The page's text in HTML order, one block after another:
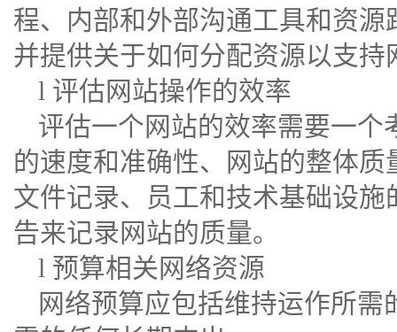
程、内部和外部沟通工具和资
并提供关于如何分配资源以支持
l 评估网站操作的效率
评估一个网站的效率需要一
的速度和准确性、网站的整体
文件记录、员工和技术基础设
告来记录网站的质量。
l 预算相关网络资源
网络预算应包括维持运作所